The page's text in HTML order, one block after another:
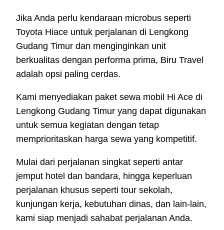
Jika Anda perlu kendaraan microbus seperti
Toyota Hiace untuk perjalanan di Lengkong
Gudang Timur dan menginginkan unit
berkualitas dengan performa prima, Biru Travel
adalah opsi paling cerdas.
Kami menyediakan paket sewa mobil Hi Ace di
Lengkong Gudang Timur yang dapat digunakan
untuk semua kegiatan dengan tetap
memprioritaskan harga sewa yang kompetitif.
Mulai dari perjalanan singkat seperti antar
jemput hotel dan bandara, hingga keperluan
perjalanan khusus seperti tour sekolah,
kunjungan kerja, kebutuhan dinas, dan lain-lain,
kami siap menjadi sahabat perjalanan Anda.